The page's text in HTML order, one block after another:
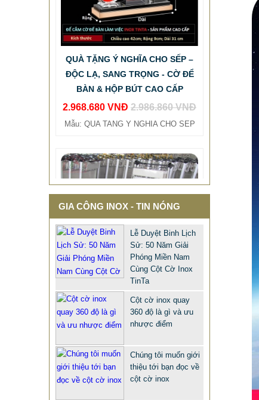
QUÀ TẶNG Ý NGHĨA CHO SẾP –
ĐỘC LẠ, SANG TRỌNG - CỜ ĐỂ
BÀN & HỘP BÚT CAO CẤP
2.968.680 VNĐ2.986.860 VNĐ
Mẫu: QUA TANG Y NGHIA CHO SEP
MẪU XE ĐẨY INOX ĐẸP GIÁ RẺ -
XE ĐẨY HÀNH LÝ SÂN BAY TẠI
TPHCM THƯƠNG HIỆU TINTA
9.577.900 VNĐ9.757.900 VNĐ
Mẫu: MAU XE DAY INOX 304 GIA RE
GIA CÔNG INOX - TIN NÓNG
Lễ Duyệt Binh Lịch
Sử: 50 Năm Giải
Phóng Miền Nam
Cùng Cột Cờ Inox
TinTa
Cột cờ inox quay
360 độ là gì và ưu
nhược điểm
Chúng tôi muốn giới
thiệu tới bạn đọc về
cột cờ inox